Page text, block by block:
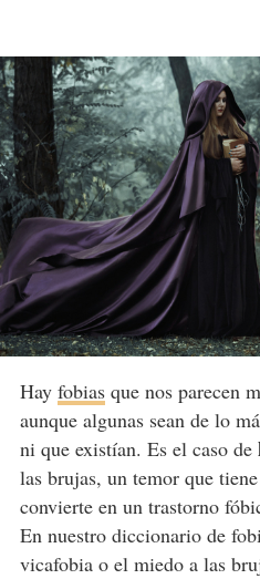
Hay fobiasque nos parecen
aunque algunas sean de lo
ni que existían. Es el caso de
las brujas, un temor que
convierte en un trastorno
En nuestro diccionario de
vicafobia o el miedo a las